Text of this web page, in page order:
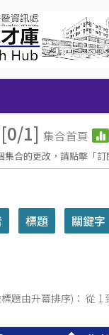
[0/1]集合首頁
合的更改，請點擊「訂
題由升冪排序)： 從 1